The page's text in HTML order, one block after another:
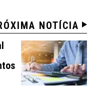
NOTÍCIA